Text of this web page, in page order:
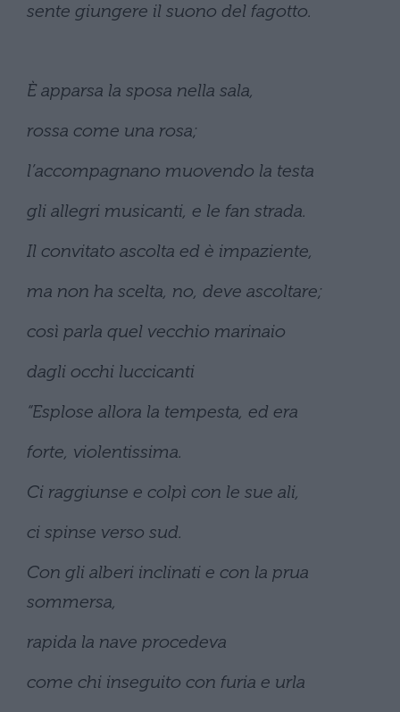
sente giungere il suono del fagotto.
È apparsa la sposa nella sala,
rossa come una rosa;
l’accompagnano muovendo la testa
gli allegri musicanti, e le fan strada.
Il convitato ascolta ed è impaziente,
ma non ha scelta, no, deve ascoltare;
così parla quel vecchio marinaio
dagli occhi luccicanti
“Esplose allora la tempesta, ed era
forte, violentissima.
Ci raggiunse e colpì con le sue ali,
ci spinse verso sud.
Con gli alberi inclinati e con la prua
sommersa,
rapida la nave procedeva
come chi inseguito con furia e urla